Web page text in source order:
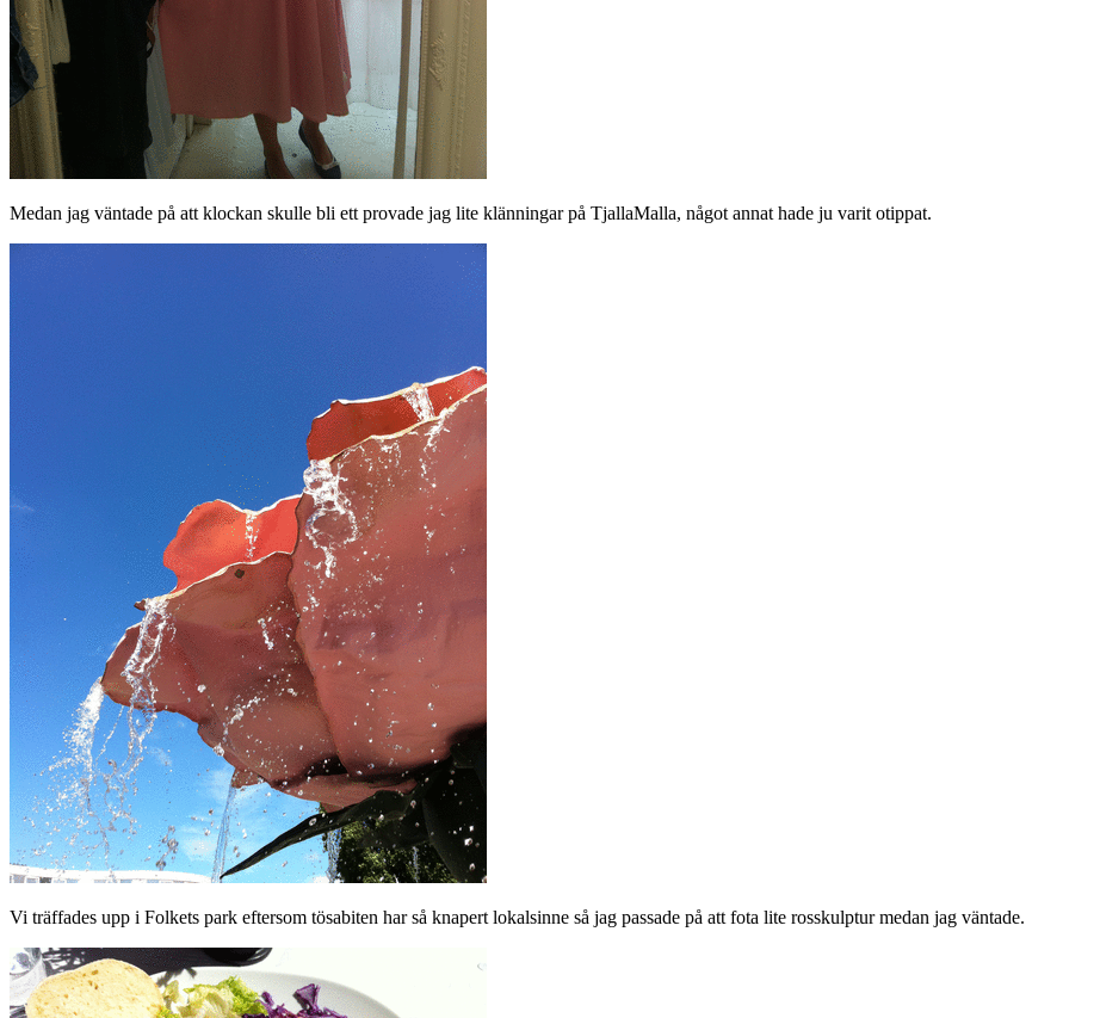
Medan jag väntade på att klockan skulle bli ett provade jag lite klänningar på TjallaMalla, något annat hade ju varit otippat.
Vi träffades upp i Folkets park eftersom tösabiten har så knapert lokalsinne så jag passade på att fota lite rosskulptur medan jag väntade.